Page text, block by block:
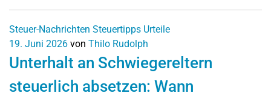
Steuer-Nachrichten Steuertipps Urteile
19. Juni 2026 von Thilo Rudolph
Unterhalt an Schwiegereltern
steuerlich absetzen: Wann